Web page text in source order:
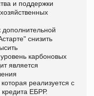
и поддержки
дополнительной
снизить
карбоновых
является
реализуется с
ЕБРР.